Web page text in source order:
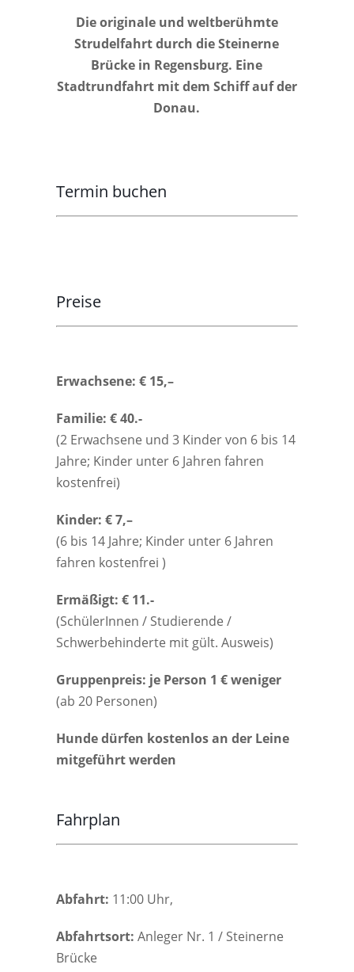
Die originale und weltberühmte
Strudelfahrt durch die Steinerne
Brücke in Regensburg. Eine
Stadtrundfahrt mit dem Schiff auf der
Donau.
Termin buchen
Preise
Erwachsene: € 15,–
Familie: € 40.-
(2 Erwachsene und 3 Kinder von 6 bis 14
Jahre; Kinder unter 6 Jahren fahren
kostenfrei)
Kinder: € 7,–
(6 bis 14 Jahre; Kinder unter 6 Jahren
fahren kostenfrei )
Ermäßigt: € 11.-
(SchülerInnen / Studierende /
Schwerbehinderte mit gült. Ausweis)
Gruppenpreis: je Person 1 € weniger
(ab 20 Personen)
Hunde dürfen kostenlos an der Leine
mitgeführt werden
Fahrplan
Abfahrt: 11:00 Uhr,
Abfahrtsort: Anleger Nr. 1 / Steinerne
Brücke